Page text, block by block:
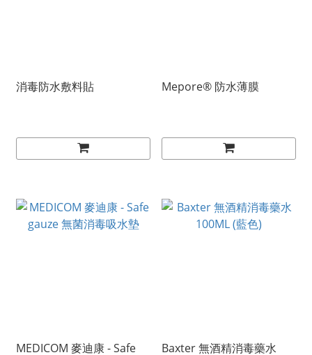
消毒防水敷料貼 Mepore® 防水薄膜
MEDICOM 麥迪康 - Safe
Baxter 無酒精消毒藥水